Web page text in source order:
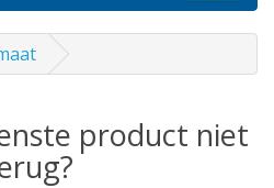
product niet